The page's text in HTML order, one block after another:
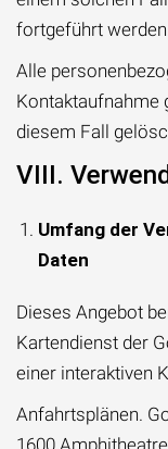
fortgeführt
Alle
Kontaktaufnahme
diesem Fall
VIII.
Umfang der
Daten
Dieses Angebot
Kartendienst der
einer interaktiven
Anfahrtsplänen.
1600